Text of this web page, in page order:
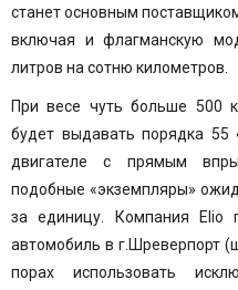
станет основным
включая и флагманскую
литров на сотню километров.
При весе чуть больше 500
будет выдавать порядка 55
двигателе с прямым
подобные «экземпляры»
за единицу. Компания Elio
автомобиль в г.Шреверпорт
порах использовать